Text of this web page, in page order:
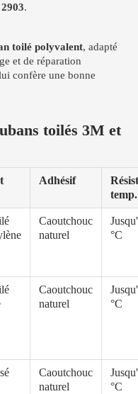
.
toilé polyvalent, adapté
et de réparation
confère une bonne
toilés 3M et
Adhésif
temp.
Caoutchouc
naturel
°C
Caoutchouc
naturel
°C
Caoutchouc
naturel
°C